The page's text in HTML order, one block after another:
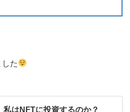
た
私はNFTに投資するのか？